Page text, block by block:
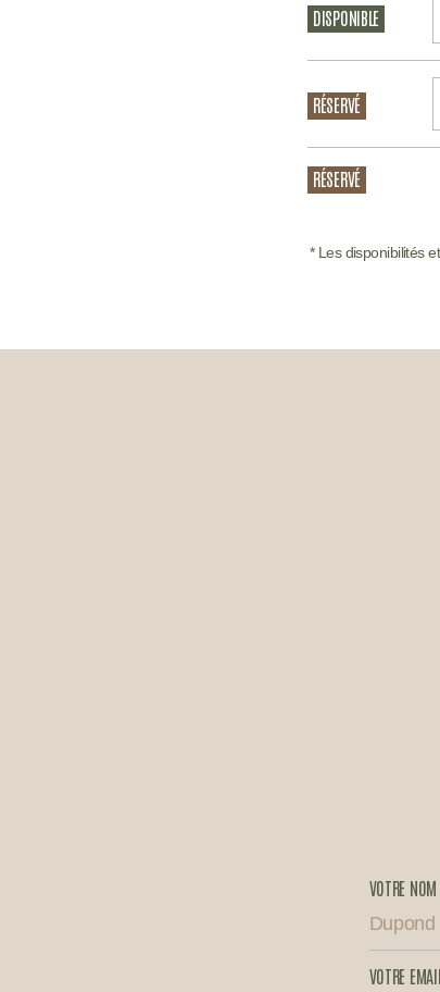
DISPONIBLE
RÉSERVÉ
RÉSERVÉ
* Les disponibilités
VOTRE NOM
VOTRE EMAIL